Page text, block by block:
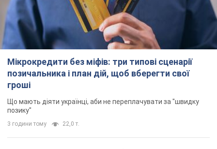
TOP NEWS